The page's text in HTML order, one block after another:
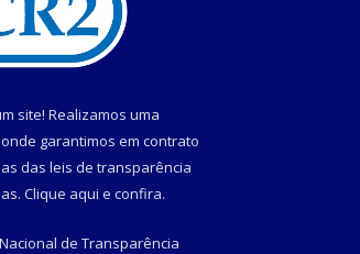
site! Realizamos uma
garantimos em contrato
das leis de transparência
Clique aqui e confira.
de Transparência